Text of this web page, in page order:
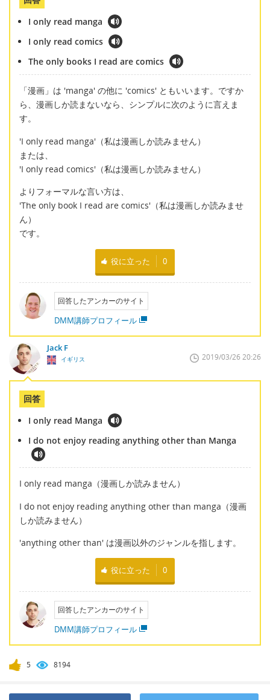
I only read manga
I only read comics
The only books I read are comics
「漫画」は 'manga' の他に 'comics' ともいいます。ですか
ら、漫画しか読まないなら、シンプルに次のように言えま
す。
'I only read manga'（私は漫画しか読みません）
または、
'I only read comics'（私は漫画しか読みません）
よりフォーマルな言い方は、
'The only book I read are comics'（私は漫画しか読みませ
ん）
です。
役に立った 0
回答したアンカーのサイト
DMM講師プロフィール
Jack F
イギリス 2019/03/26 20:26
回答
I only read Manga
I do not enjoy reading anything other than Manga
I only read manga（漫画しか読みません）
I do not enjoy reading anything other than manga（漫画
しか読みません）
'anything other than' は漫画以外のジャンルを指します。
役に立った 0
回答したアンカーのサイト
DMM講師プロフィール
5 8194